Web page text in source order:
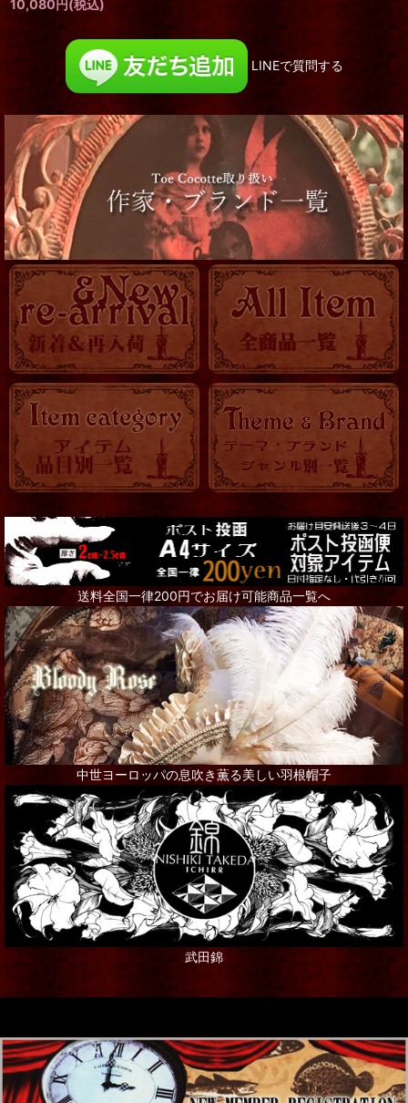
10,080 円(税込)
LINEで質問する
送料全国一律200円でお届け可能商品一覧へ
中世ヨーロッパの息吹き薫る美しい羽根帽子
武田錦